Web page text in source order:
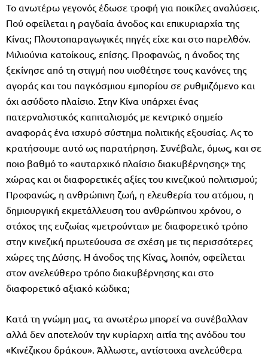
Το ανωτέρω γεγονός έδωσε τροφή για ποικίλες αναλύσεις.
Πού οφείλεται η ραγδαία άνοδος και επικυριαρχία της
Κίνας; Πλουτοπαραγωγικές πηγές είχε και στο παρελθόν.
Μιλιούνια κατοίκους, επίσης. Προφανώς, η άνοδος της
ξεκίνησε από τη στιγμή που υιοθέτησε τους κανόνες της
αγοράς και του παγκόσμιου εμπορίου σε ρυθμιζόμενο και
όχι ασύδοτο πλαίσιο. Στην Κίνα υπάρχει ένας
πατερναλιστικός καπιταλισμός με κεντρικό σημείο
αναφοράς ένα ισχυρό σύστημα πολιτικής εξουσίας. Ας το
κρατήσουμε αυτό ως παρατήρηση. Συνέβαλε, όμως, και σε
ποιο βαθμό το «αυταρχικό πλαίσιο διακυβέρνησης» της
χώρας και οι διαφορετικές αξίες του κινεζικού πολιτισμού;
Προφανώς, η ανθρώπινη ζωή, η ελευθερία του ατόμου, η
δημιουργική εκμετάλλευση του ανθρώπινου χρόνου, ο
στόχος της ευζωίας «μετρούνται» με διαφορετικό τρόπο
στην κινεζική πρωτεύουσα σε σχέση με τις περισσότερες
χώρες της Δύσης. Η άνοδος της Κίνας, λοιπόν, οφείλεται
στον ανελεύθερο τρόπο διακυβέρνησης και στο
διαφορετικό αξιακό κώδικα;
Κατά τη γνώμη μας, τα ανωτέρω μπορεί να συνέβαλλαν
αλλά δεν αποτελούν την κυρίαρχη αιτία της ανόδου του
«Κινέζικου δράκου». Άλλωστε, αντίστοιχα ανελεύθερα